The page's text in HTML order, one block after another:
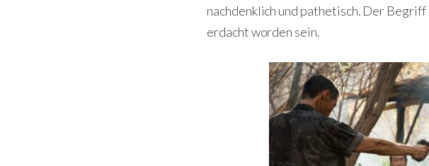
nachdenklich und pathetisch. Der Begriff
erdacht worden sein.